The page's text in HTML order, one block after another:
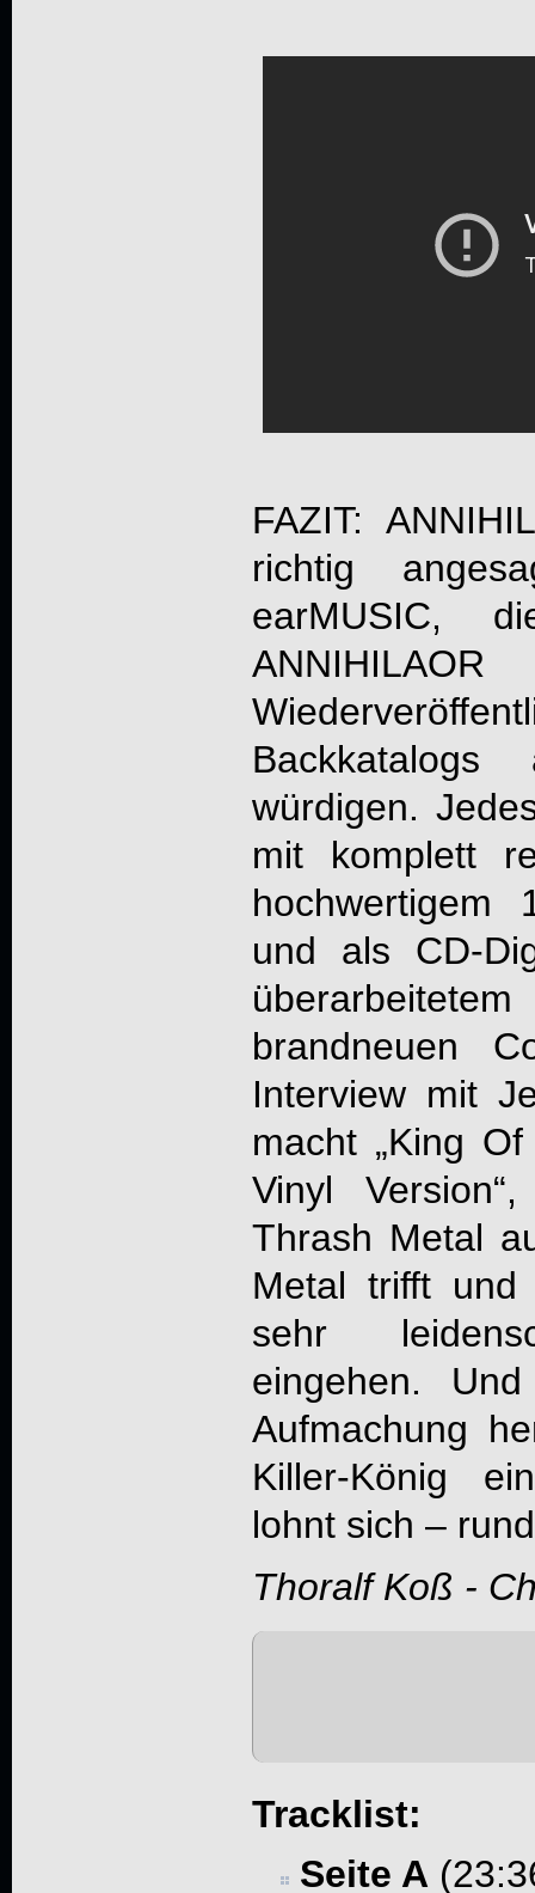
FAZIT:
richtig
earMUSIC,
würdigen.
mit komplett
hochwertigem
und als CD-
brandneuen
Interview mit
macht „King
Vinyl
Thrash Metal
Metal trifft und
sehr
eingehen.
Aufmachung
Killer-König
lohnt sich –
Thoralf Koß -
Tracklist:
Seite A